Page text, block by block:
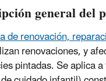
general del
de renovación,
renovaciones, y
pintadas. Se aplica